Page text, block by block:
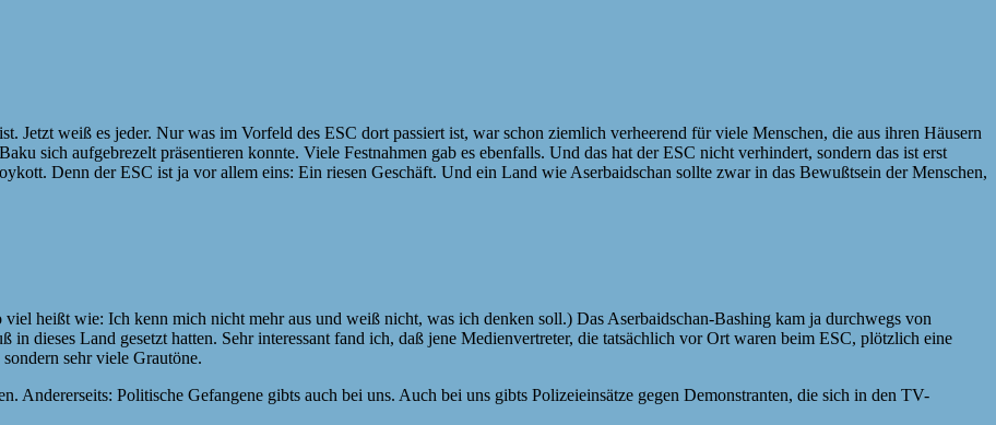
Jetzt weiß es jeder. Nur was im Vorfeld des ESC dort passiert ist, war schon ziemlich verheerend für viele Menschen, die aus ihren Häusern
sich aufgebrezelt präsentieren konnte. Viele Festnahmen gab es ebenfalls. Und das hat derESC nicht verhindert, sondern das ist erst
Denn derESC ist ja vor allem eins: Ein riesen Geschäft. Und ein Land wie Aserbaidschan sollte zwar in das Bewußtsein der Menschen,
heißt wie: Ich kenn mich nicht mehr aus und weiß nicht, was ich denken soll.) Das Aserbaidschan-Bashing kam ja durchwegs von
in dieses Land gesetzt hatten. Sehr interessant fand ich, daß jene Medienvertreter, die tatsächlich vor Ort waren beim ESC, plötzlich eine
sehr viele Grautöne.
Andererseits: Politische Gefangene gibts auch bei uns. Auch bei uns gibts Polizeieinsätze gegen Demonstranten, die sich in den TV-